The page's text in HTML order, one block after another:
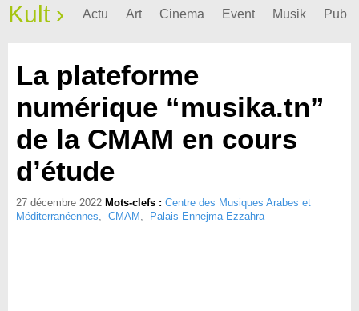
Kult › Actu Art Cinema Event Musik Pub
La plateforme
numérique “musika.tn”
de la CMAM en cours
d’étude
27 décembre 2022 Mots-clefs : Centre des Musiques Arabes et
Méditerranéennes, CMAM , Palais Ennejma Ezzahra